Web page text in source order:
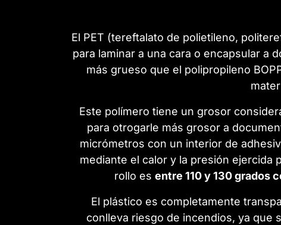
El PET (tereftalato de polietileno,
para laminar a una cara o encapsular a
más grueso que el polipropileno
Este polímero tiene un grosor
para otrogarle más grosor a
micrómetros con un interior de
mediante el calor y la presión ejercida
rollo es entre 110 y 130 grados
El plástico es completamente
conlleva riesgo de incendios, ya que